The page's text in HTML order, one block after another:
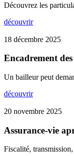
Découvrez les
découvrir
18 décembre 2025
Encadrement
Un bailleur peut
découvrir
20 novembre 2025
Assurance-vie
Fiscalité,